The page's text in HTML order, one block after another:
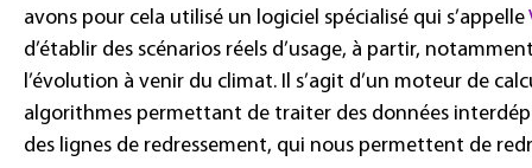
avons pour cela utilisé un logiciel spécialisé qui s’appelle
d’établir des scénarios réels d’usage, à partir,
l’évolution à venir du climat. Il s’agit d’un moteur de
algorithmes permettant de traiter des données
des lignes de redressement, qui nous permettent de